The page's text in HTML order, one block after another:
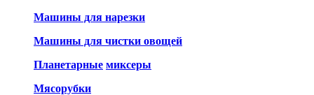
Машины для нарезки
Машины для чистки овощей
Планетарные миксеры
Мясорубки